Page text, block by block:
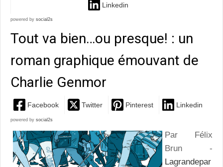
Linkedin
powered by social2s
Tout va bien…ou presque! : un
roman graphique émouvant de
Charlie Genmor
Facebook Twitter Pinterest Linkedin
powered by social2s
Par Félix
Brun -
Lagrandepar